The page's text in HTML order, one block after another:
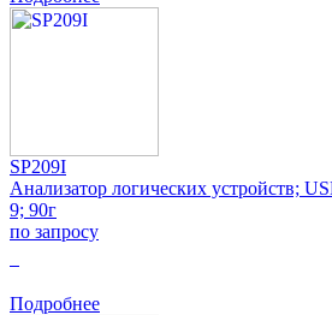
SP209I
Анализатор логических устройств;
9; 90г
по запросу
Подробнее